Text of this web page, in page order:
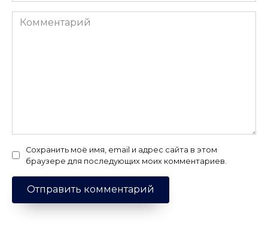
Комментарий
Сохранить моё имя, email и адрес сайта в этом
браузере для последующих моих комментариев.